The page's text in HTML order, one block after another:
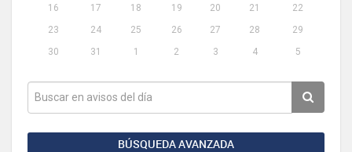
16
17 18 19 20 21
22
23
24 25 26 27 28
29
30
31 1 2 3 4 5
BÚSQUEDA AVANZADA